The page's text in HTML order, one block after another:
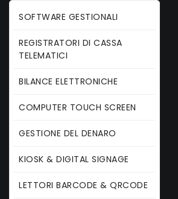
SOFTWARE GESTIONALI
REGISTRATORI DI CASSA
TELEMATICI
BILANCE ELETTRONICHE
COMPUTER TOUCH SCREEN
GESTIONE DEL DENARO
KIOSK & DIGITAL SIGNAGE
LETTORI BARCODE & QRCODE